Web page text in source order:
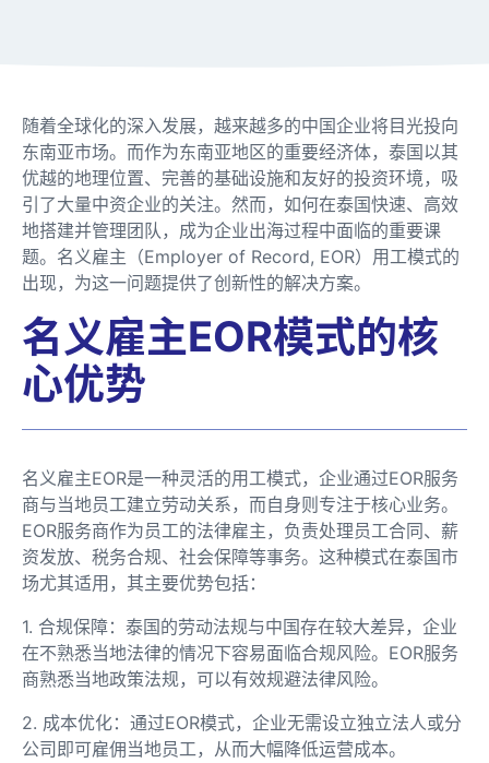
随着全球化的深入发展，越来越多的中国企业将目光投向
东南亚市场。而作为东南亚地区的重要经济体，泰国以其
优越的地理位置、完善的基础设施和友好的投资环境，吸
引了大量中资企业的关注。然而，如何在泰国快速、高效
地搭建并管理团队，成为企业出海过程中面临的重要课
题。名义雇主（Employer of Record, EOR）用工模式的
出现，为这一问题提供了创新性的解决方案。
名义雇主EOR模式的核
心优势
名义雇主EOR是一种灵活的用工模式，企业通过EOR服务
商与当地员工建立劳动关系，而自身则专注于核心业务。
EOR服务商作为员工的法律雇主，负责处理员工合同、薪
资发放、税务合规、社会保障等事务。这种模式在泰国市
场尤其适用，其主要优势包括：
1. 合规保障：泰国的劳动法规与中国存在较大差异，企业
在不熟悉当地法律的情况下容易面临合规风险。EOR服务
商熟悉当地政策法规，可以有效规避法律风险。
2. 成本优化：通过EOR模式，企业无需设立独立法人或分
公司即可雇佣当地员工，从而大幅降低运营成本。